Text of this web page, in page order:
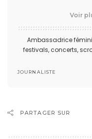
Voir
Ambassadrice
festivals, concerts,
JOURNALISTE
PARTAGER SUR